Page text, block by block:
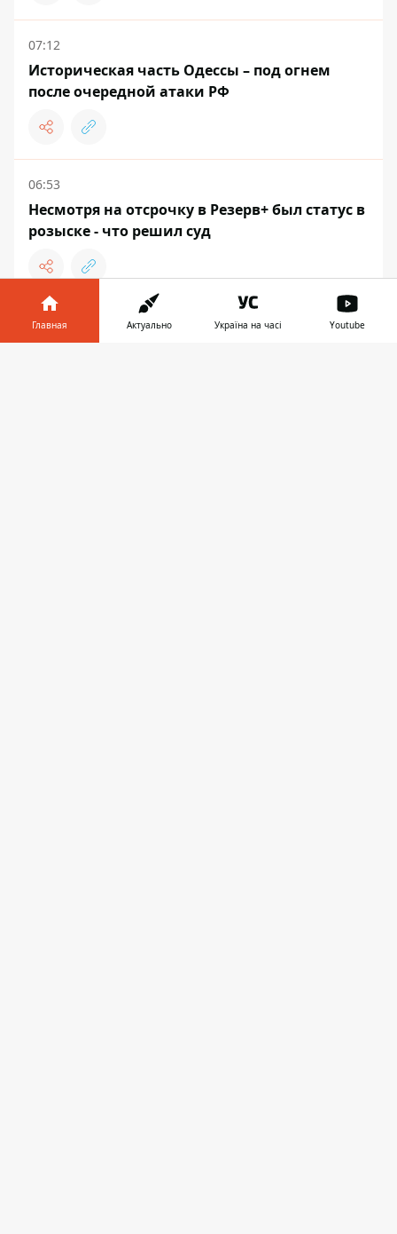
07:12
Историческая часть Одессы – под огнем
после очередной атаки РФ
06:53
Несмотря на отсрочку в Резерв+ был статус в
розыске - что решил суд
06:47
Берите зонт: в Днепре днем ​​9 августа
Главная Актуально Україна на часі Youtube